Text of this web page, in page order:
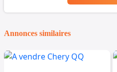
Annonces similaires